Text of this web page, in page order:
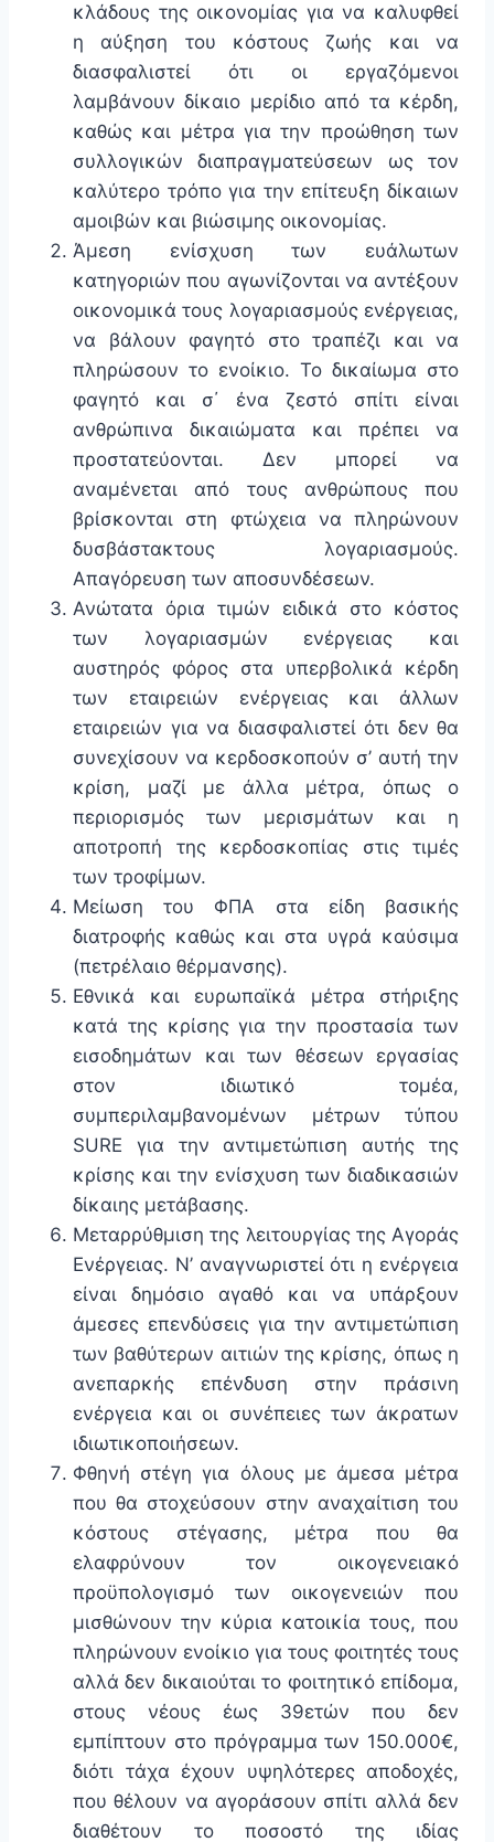
κλάδους της οικονομίας για να καλυφθεί
η αύξηση του κόστους ζωής και να
διασφαλιστεί ότι οι εργαζόμενοι
λαμβάνουν δίκαιο μερίδιο από τα κέρδη,
καθώς και μέτρα για την προώθηση των
συλλογικών διαπραγματεύσεων ως τον
καλύτερο τρόπο για την επίτευξη δίκαιων
αμοιβών και βιώσιμης οικονομίας.
Άμεση ενίσχυση των ευάλωτων
κατηγοριών που αγωνίζονται να αντέξουν
οικονομικά τους λογαριασμούς ενέργειας,
να βάλουν φαγητό στο τραπέζι και να
πληρώσουν το ενοίκιο. Το δικαίωμα στο
φαγητό και σ΄ ένα ζεστό σπίτι είναι
ανθρώπινα δικαιώματα και πρέπει να
προστατεύονται. Δεν μπορεί να
αναμένεται από τους ανθρώπους που
βρίσκονται στη φτώχεια να πληρώνουν
δυσβάστακτους λογαριασμούς.
Απαγόρευση των αποσυνδέσεων.
Ανώτατα όρια τιμών ειδικά στο κόστος
των λογαριασμών ενέργειας και
αυστηρός φόρος στα υπερβολικά κέρδη
των εταιρειών ενέργειας και άλλων
εταιρειών για να διασφαλιστεί ότι δεν θα
συνεχίσουν να κερδοσκοπούν σ’ αυτή την
κρίση, μαζί με άλλα μέτρα, όπως ο
περιορισμός των μερισμάτων και η
αποτροπή της κερδοσκοπίας στις τιμές
των τροφίμων.
Μείωση του ΦΠΑ στα είδη βασικής
διατροφής καθώς και στα υγρά καύσιμα
(πετρέλαιο θέρμανσης).
Εθνικά και ευρωπαϊκά μέτρα στήριξης
κατά της κρίσης για την προστασία των
εισοδημάτων και των θέσεων εργασίας
στον ιδιωτικό τομέα,
συμπεριλαμβανομένων μέτρων τύπου
SURE για την αντιμετώπιση αυτής της
κρίσης και την ενίσχυση των διαδικασιών
δίκαιης μετάβασης.
Μεταρρύθμιση της λειτουργίας της Αγοράς
Ενέργειας. Ν’ αναγνωριστεί ότι η ενέργεια
είναι δημόσιο αγαθό και να υπάρξουν
άμεσες επενδύσεις για την αντιμετώπιση
των βαθύτερων αιτιών της κρίσης, όπως η
ανεπαρκής επένδυση στην πράσινη
ενέργεια και οι συνέπειες των άκρατων
ιδιωτικοποιήσεων.
Φθηνή στέγη για όλους με άμεσα μέτρα
που θα στοχεύσουν στην αναχαίτιση του
κόστους στέγασης, μέτρα που θα
ελαφρύνουν τον οικογενειακό
προϋπολογισμό των οικογενειών που
μισθώνουν την κύρια κατοικία τους, που
πληρώνουν ενοίκιο για τους φοιτητές τους
αλλά δεν δικαιούται το φοιτητικό επίδομα,
στους νέους έως 39ετών που δεν
εμπίπτουν στο πρόγραμμα των 150.000€,
διότι τάχα έχουν υψηλότερες αποδοχές,
που θέλουν να αγοράσουν σπίτι αλλά δεν
διαθέτουν το ποσοστό της ιδίας